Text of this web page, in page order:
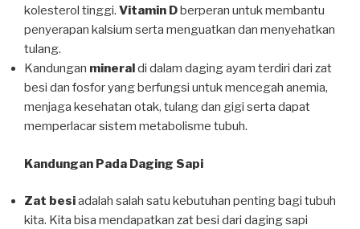
kolesterol tinggi. Vitamin Dberperan untuk membantu
penyerapan kalsium serta menguatkan dan menyehatkan
tulang.
Kandungan mineraldi dalam daging ayam terdiri dari zat
besi dan fosfor yang berfungsi untuk mencegah anemia,
menjaga kesehatan otak, tulang dan gigi serta dapat
memperlacar sistem metabolisme tubuh.
Kandungan Pada Daging Sapi
Zat besiadalah salah satu kebutuhan penting bagi tubuh
kita. Kita bisa mendapatkan zat besi dari daging sapi